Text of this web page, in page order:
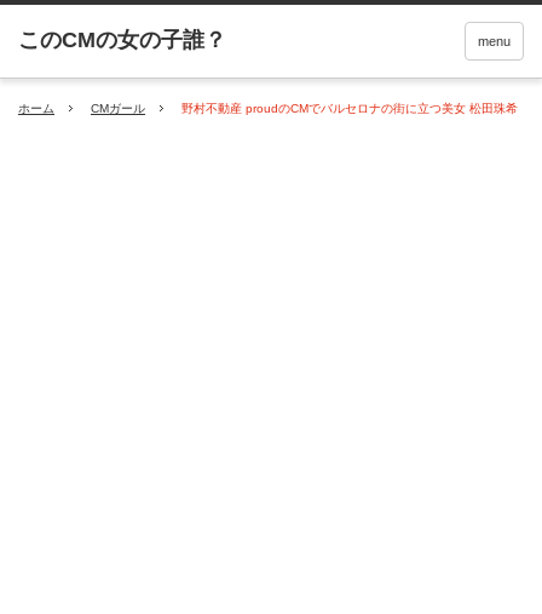
menu
ホーム CMガール 野村不動産 proudのCMでバルセロナの街に立つ美女 松田珠希